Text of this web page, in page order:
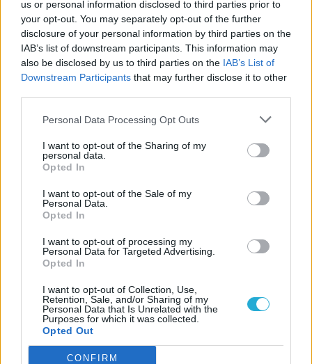
us or personal information disclosed to third parties prior to
your opt-out. You may separately opt-out of the further
disclosure of your personal information by third parties on the
IAB’s list of downstream participants. This information may
also be disclosed by us to third parties on the IAB’s List of
Downstream Participants that may further disclose it to other
Personal Data Processing Opt Outs
I want to opt-out of the Sharing of my
personal data.
Opted In
I want to opt-out of the Sale of my
Personal Data.
Opted In
I want to opt-out of processing my
Personal Data for Targeted Advertising.
Opted In
I want to opt-out of Collection, Use,
Retention, Sale, and/or Sharing of my
Personal Data that Is Unrelated with the
Purposes for which it was collected.
Opted Out
CONFIRM
Rachel Zegler a legjobb Hófehérke –
állítják azok, akik már látták a Disney új
filmjét
Nem estek hasra az újságírók a
LEGFRISSEBB VIDEÓNK